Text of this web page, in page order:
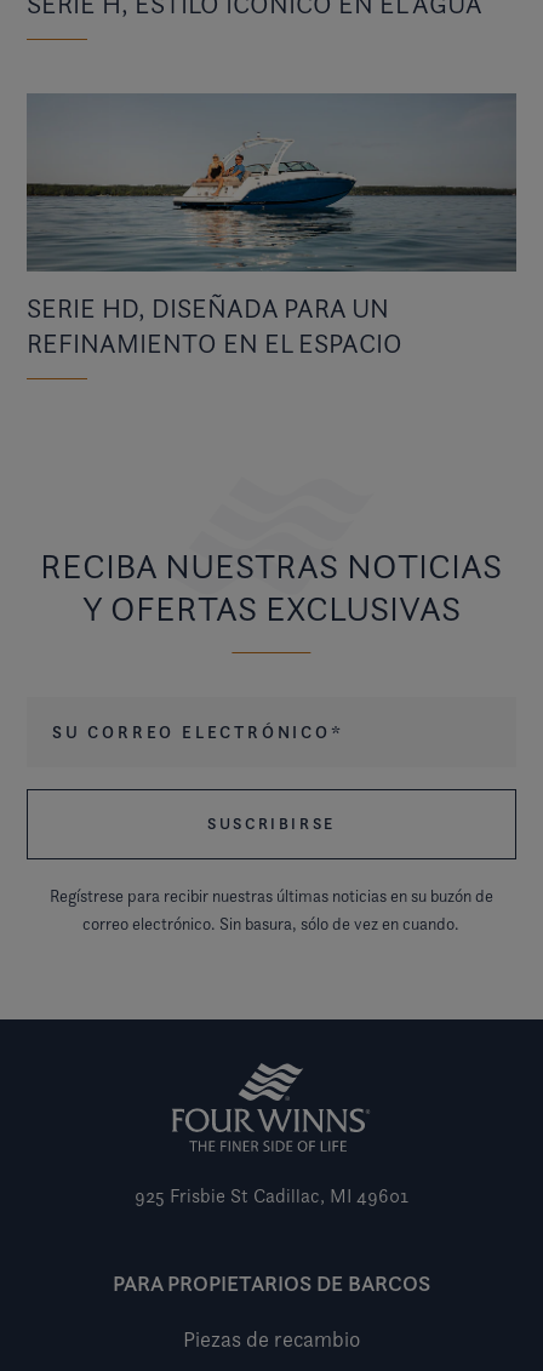
SERIE HD, DISEÑADA PARA UN
REFINAMIENTO EN EL ESPACIO
RECIBA NUESTRAS NOTICIAS
Y OFERTAS EXCLUSIVAS
Regístrese para recibir nuestras últimas noticias en su buzón de
correo electrónico. Sin basura, sólo de vez en cuando.
925 Frisbie St Cadillac, MI 49601
PARA PROPIETARIOS DE BARCOS
Piezas de recambio